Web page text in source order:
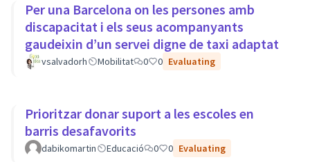
Per una Barcelona on les persones amb
discapacitat i els seus acompanyants
gaudeixin d’un servei digne de taxi adaptat
vsalvadorh Mobilitat 0 0 Evaluating
Prioritzar donar suport a les escoles en
barris desafavorits
dabikomartin Educació 0 0 Evaluating